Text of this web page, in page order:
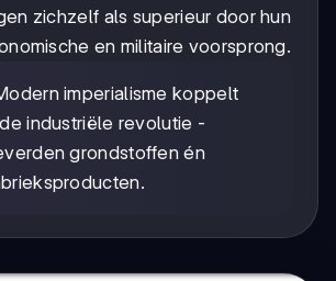
zichzelf als superieur door hun
en militaire voorsprong.
imperialisme koppelt
industriële revolutie -
grondstoffen én